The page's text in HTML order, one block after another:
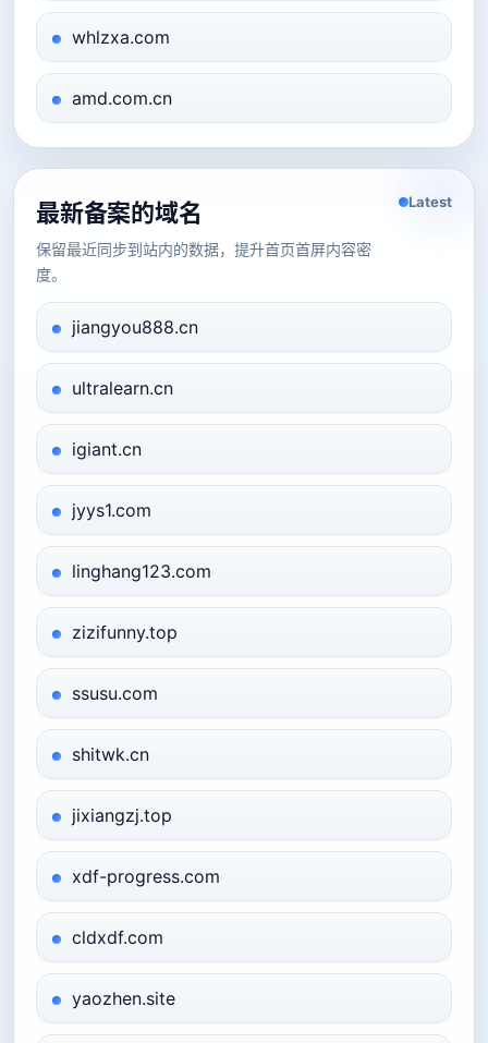
whlzxa.com
amd.com.cn
最新备案的域名
保留最近同步到站内的数据，提升首页首屏内容密
度。
Latest
jiangyou888.cn
ultralearn.cn
igiant.cn
jyys1.com
linghang123.com
zizifunny.top
ssusu.com
shitwk.cn
jixiangzj.top
xdf-progress.com
cldxdf.com
yaozhen.site